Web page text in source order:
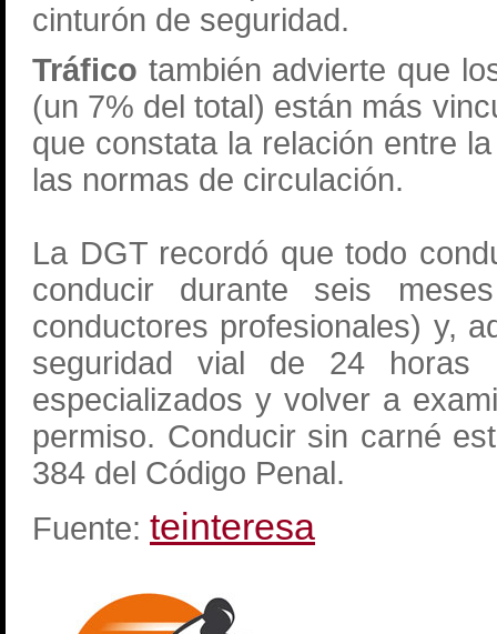
cinturón de seguridad.
Tráfico también advierte que
(un 7% del total) están más
que constata la relación entre
las normas de circulación.
La DGT recordó que todo
conducir durante seis
conductores profesionales) y,
seguridad vial de 24 horas
especializados y volver a
permiso. Conducir sin carné
384 del Código Penal.
Fuente: teinteresa